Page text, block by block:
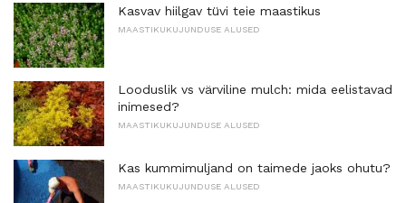
Kasvav hiilgav tüvi teie maastikus
MAASTIKUKUJUNDUSE ALUSED
Looduslik vs värviline mulch: mida eelistavad
inimesed?
MAASTIKUKUJUNDUSE ALUSED
Kas kummimuljand on taimede jaoks ohutu?
MAASTIKUKUJUNDUSE ALUSED